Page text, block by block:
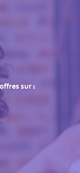
sur :